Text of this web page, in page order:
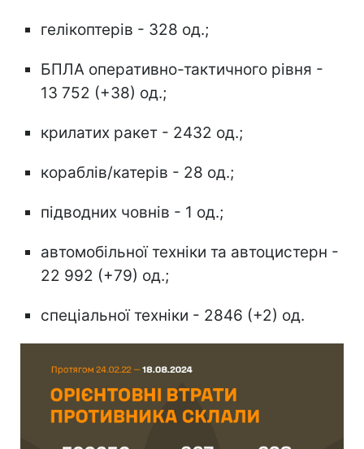
гелікоптерів - 328 од.;
БПЛА оперативно-тактичного рівня -
13 752 (+38) од.;
крилатих ракет - 2432 од.;
кораблів/катерів - 28 од.;
підводних човнів - 1 од.;
автомобільної техніки та автоцистерн -
22 992 (+79) од.;
спеціальної техніки - 2846 (+2) од.